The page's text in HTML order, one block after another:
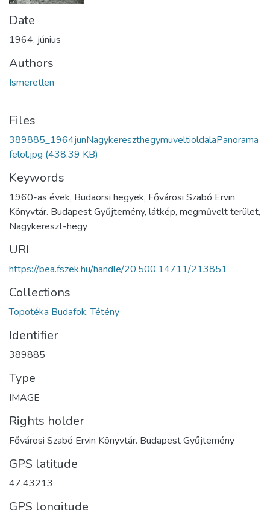
Date
1964. június
Authors
Ismeretlen
Files
389885_1964junNagykereszthegymuveltioldalaPanorama
felol.jpg (438.39 KB)
Keywords
1960-as évek, Budaörsi hegyek, Fővárosi Szabó Ervin
Könyvtár. Budapest Gyűjtemény, látkép, megművelt terület,
Nagykereszt-hegy
URI
https://bea.fszek.hu/handle/20.500.14711/213851
Collections
Topotéka Budafok, Tétény
Identifier
389885
Type
IMAGE
Rights holder
Fővárosi Szabó Ervin Könyvtár. Budapest Gyűjtemény
GPS latitude
47.43213
GPS longitude